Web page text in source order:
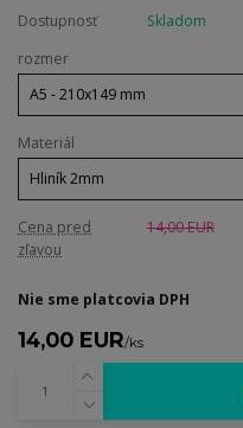
Dostupnosť
Skladom
rozmer
Materiál
Cena pred
zľavou
14,00 EUR
Nie sme platcovia DPH
14,00 EUR/ks